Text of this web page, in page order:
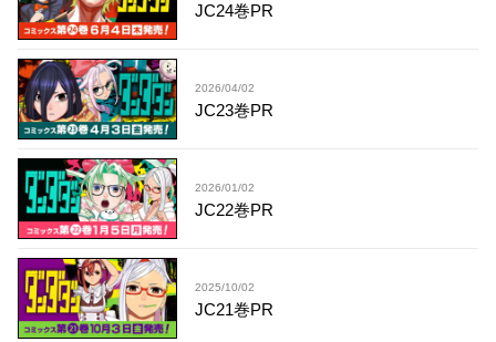
JC24巻PR
2026/04/02
JC23巻PR
2026/01/02
JC22巻PR
2025/10/02
JC21巻PR